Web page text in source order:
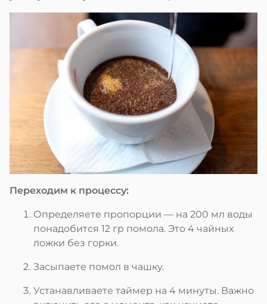
Переходим к процессу:
Определяете пропорции — на 200 мл воды
понадобится 12 гр помола. Это 4 чайных
ложки без горки.
Засыпаете помол в чашку.
Устанавливаете таймер на 4 минуты. Важно